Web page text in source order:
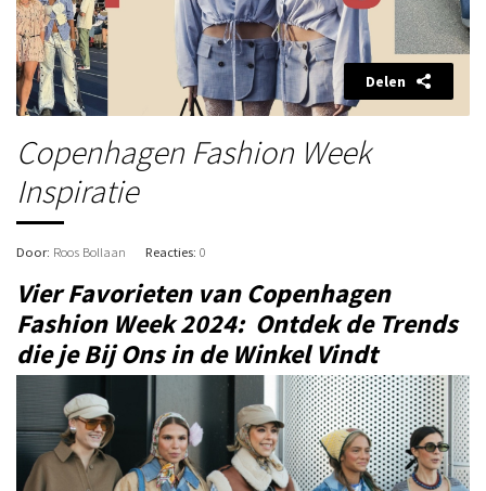
Delen
Copenhagen Fashion Week
Inspiratie
Door: Roos Bollaan Reacties: 0
Vier Favorieten van Copenhagen
Fashion Week 2024: Ontdek de Trends
die je Bij Ons in de Winkel Vindt